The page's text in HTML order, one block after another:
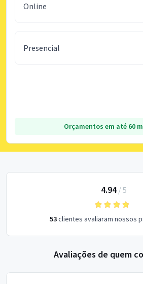
Online
Presencial
Orçamentos em até 60
4.94/ 5
53clientes avaliaram nossos
Avaliações de quem